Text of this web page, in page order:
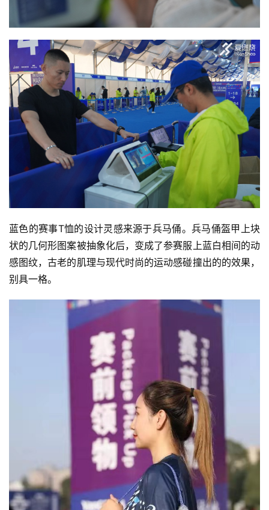
蓝色的赛事T恤的设计灵感来源于兵马俑。兵马俑盔甲上块
状的几何形图案被抽象化后，变成了参赛服上蓝白相间的动
感图纹，古老的肌理与现代时尚的运动感碰撞出的的效果，
别具一格。